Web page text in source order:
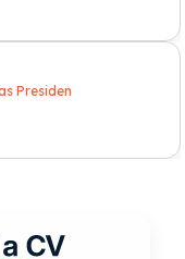
Presiden